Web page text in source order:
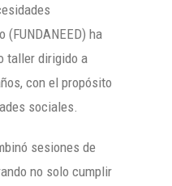
(FUNDANEED) ha
taller dirigido a
con el propósito
sociales.
sesiones de
no solo cumplir